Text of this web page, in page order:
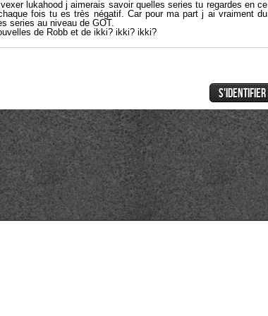
lukahood j aimerais savoir quelles series tu regardes en ce
fois tu es très négatif. Car pour ma part j ai vraiment du
series au niveau de GOT.
de Robb et de ikki? ikki? ikki?
john....
de Robb ou d'ikki???????